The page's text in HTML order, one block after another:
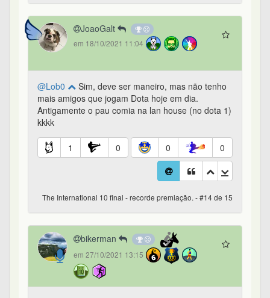
JoaoGalt
em 18/10/2021 11:04
@Lob0
Sim, deve ser maneiro, mas não tenho
mais amigos que jogam Dota hoje em dia.
Antigamente o pau comia na lan house (no dota 1)
kkkk
1 0 0 0
The International 10 final - recorde premiação. - #14 de 15
bikerman
em 27/10/2021 13:15